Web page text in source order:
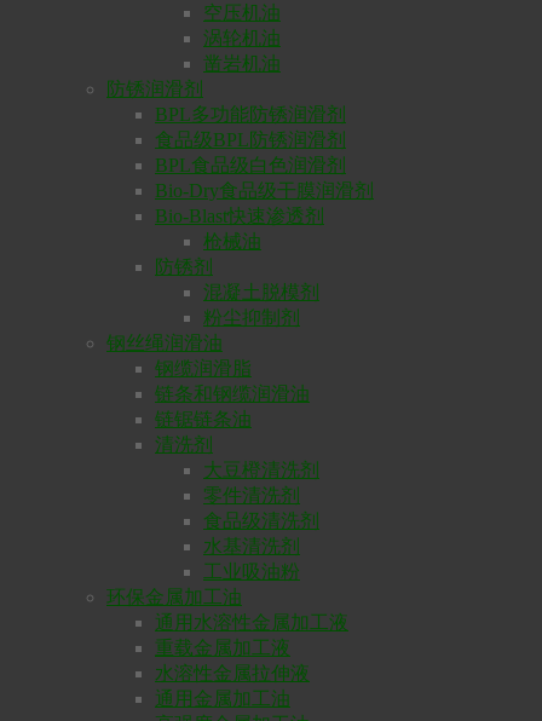
空压机油
涡轮机油
凿岩机油
防锈润滑剂
BPL多功能防锈润滑剂
食品级BPL防锈润滑剂
BPL食品级白色润滑剂
Bio-Dry食品级干膜润滑剂
Bio-Blast快速渗透剂
枪械油
防锈剂
混凝土脱模剂
粉尘抑制剂
钢丝绳润滑油
钢缆润滑脂
链条和钢缆润滑油
链锯链条油
清洗剂
大豆橙清洗剂
零件清洗剂
食品级清洗剂
水基清洗剂
工业吸油粉
环保金属加工油
通用水溶性金属加工液
重载金属加工液
水溶性金属拉伸液
通用金属加工油